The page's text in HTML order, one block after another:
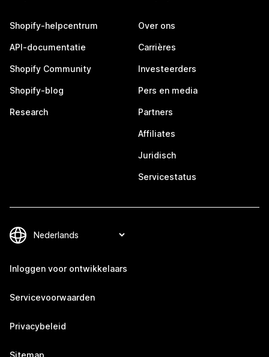
Shopify-helpcentrum
API-documentatie
Shopify Community
Shopify-blog
Research
Over ons
Carrières
Investeerders
Pers en media
Partners
Affiliates
Juridisch
Servicestatus
Inloggen voor ontwikkelaars
Servicevoorwaarden
Privacybeleid
Sitemap